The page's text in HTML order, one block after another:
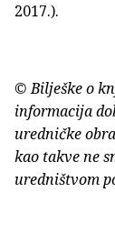
2017.).
© Bilješke o
informacija
uredničke
kao takve ne
uredništvom